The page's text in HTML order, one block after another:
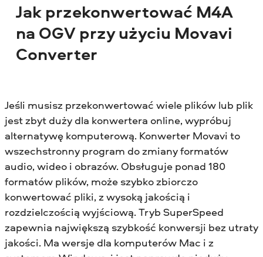
Jak przekonwertować M4A
na OGV przy użyciu Movavi
Converter
Jeśli musisz przekonwertować wiele plików lub plik
jest zbyt duży dla konwertera online, wypróbuj
alternatywę komputerową. Konwerter Movavi to
wszechstronny program do zmiany formatów
audio, wideo i obrazów. Obsługuje ponad 180
formatów plików, może szybko zbiorczo
konwertować pliki, z wysoką jakością i
rozdzielczością wyjściową. Tryb SuperSpeed
zapewnia największą szybkość konwersji bez utraty
jakości. Ma wersje dla komputerów Mac i z